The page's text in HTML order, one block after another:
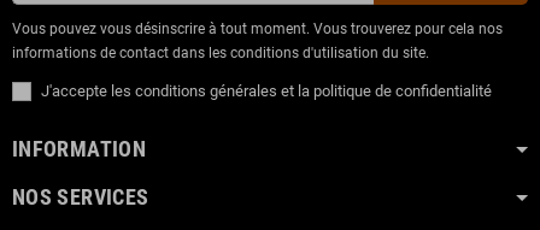
Vous pouvez vous désinscrire à tout moment. Vous trouverez pour cela nos
informations de contact dans les conditions d'utilisation du site.
J'accepte les conditions générales et la politique de confidentialité
INFORMATION
NOS SERVICES